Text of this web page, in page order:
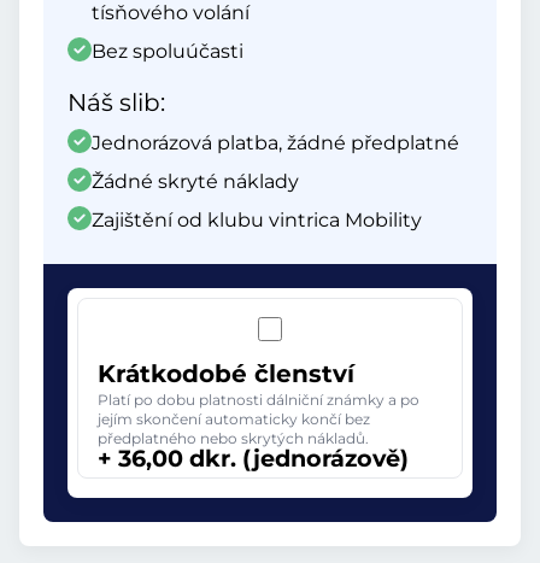
tísňového volání
Bez spoluúčasti
Náš slib:
Jednorázová platba, žádné předplatné
Žádné skryté náklady
Zajištění od klubu vintrica Mobility
Krátkodobé členství
Platí po dobu platnosti dálniční známky a po
jejím skončení automaticky končí bez
předplatného nebo skrytých nákladů.
+ 36,00 dkr. (jednorázově)